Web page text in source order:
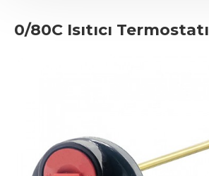
0/80C Isıtıcı Termostatı